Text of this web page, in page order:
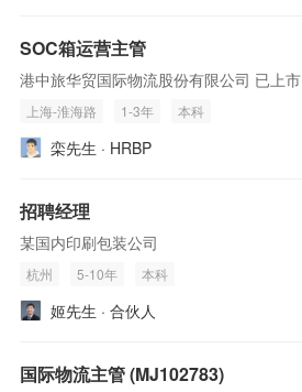
SOC箱运营主管
港中旅华贸国际物流股份有限公司 已上市
上海-淮海路 1-3年 本科
栾先生 · HRBP
招聘经理
某国内印刷包装公司
杭州 5-10年 本科
姬先生 · 合伙人
国际物流主管 (MJ102783)